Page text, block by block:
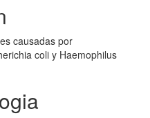
causadas por
coli y Haemophilus